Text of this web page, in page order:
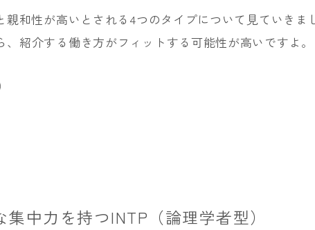
親和性が高いとされる4つのタイプについて見ていきま
、紹介する働き方がフィットする可能性が高いですよ。
中力を持つINTP（論理学者型）